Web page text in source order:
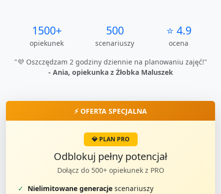
1500+
opiekunek
500
scenariuszy
⭐ 4.9
ocena
"💜 Oszczędzam 2 godziny dziennie na planowaniu zajęć!"
- Ania, opiekunka z Żłobka Maluszek
⚡ OFERTA SPECJALNA
💎 PLAN PRO
Odblokuj pełny potencjał
Dołącz do 500+ opiekunek z PRO
✓ Nielimitowane generacje scenariuszy